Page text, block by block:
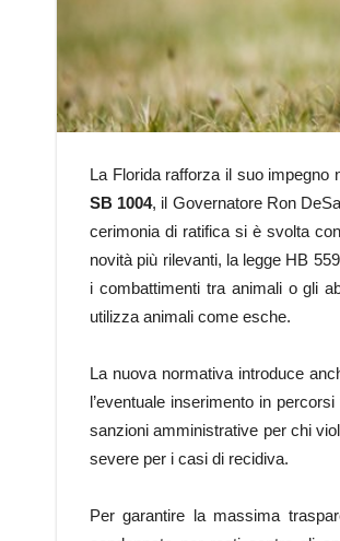
La Florida rafforza il suo impegno
SB 1004, il Governatore Ron
cerimonia di ratifica si è svolta
novità più rilevanti, la legge HB
i combattimenti tra animali o gli
utilizza animali come esche.
La nuova normativa introduce
l’eventuale inserimento in
sanzioni amministrative per chi
severe per i casi di recidiva.
Per garantire la massima